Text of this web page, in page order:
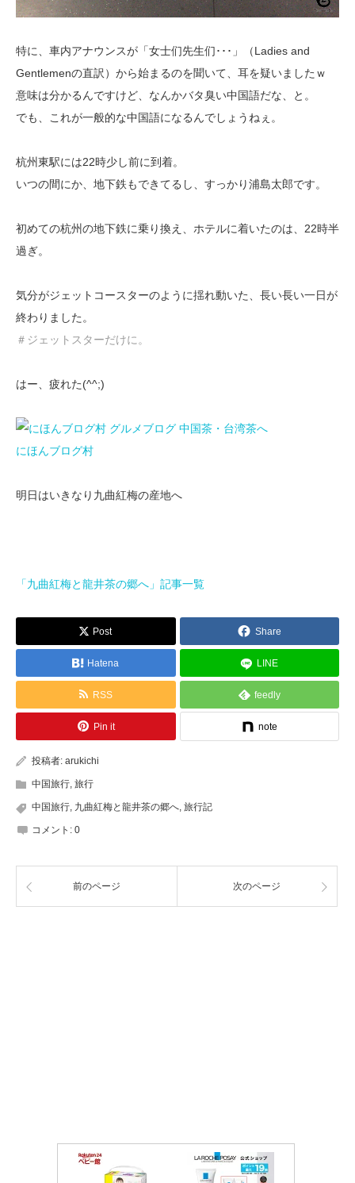
特に、車内アナウンスが「女士们先生们･･･」（Ladies and
Gentlemenの直訳）から始まるのを聞いて、耳を疑いましたｗ
意味は分かるんですけど、なんかバタ臭い中国語だな、と。
でも、これが一般的な中国語になるんでしょうねぇ。
杭州東駅には22時少し前に到着。
いつの間にか、地下鉄もできてるし、すっかり浦島太郎です。
初めての杭州の地下鉄に乗り換え、ホテルに着いたのは、22時半
過ぎ。
気分がジェットコースターのように揺れ動いた、長い長い一日が
終わりました。
＃ジェットスターだけに。
はー、疲れた(^^;)
にほんブログ村
明日はいきなり九曲紅梅の産地へ
「九曲紅梅と龍井茶の郷へ」記事一覧
Post Share
Hatena LINE
RSS feedly
Pin it note
投稿者: arukichi
中国旅行 旅行
中国旅行 九曲紅梅と龍井茶の郷へ 旅行記
コメント: 0
前のページ 次のページ